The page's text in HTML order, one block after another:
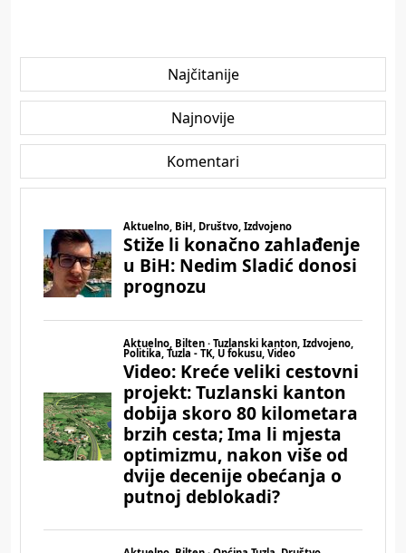
Najčitanije
Najnovije
Komentari